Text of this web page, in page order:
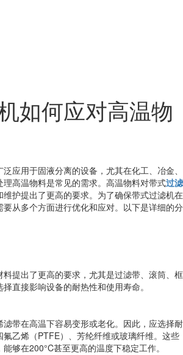
如何应对高温物
泛应用于固液分离的设备，尤其在化工、冶金、
高温物料是常见的需求。高温物料对带式过滤
护提出了更高的要求。为了确保带式过滤机在
从多个方面进行优化和应对。以下是详细的分
提出了更高的要求，尤其是过滤带、滚筒、框
直接影响设备的耐热性和使用寿命。
带在高温下容易变形或老化。因此，应选择耐
乙烯（PTFE）、芳纶纤维或玻璃纤维。这些
够在200°C甚至更高的温度下稳定工作。